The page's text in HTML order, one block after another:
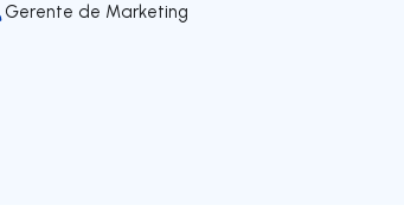
Gerente de Marketing